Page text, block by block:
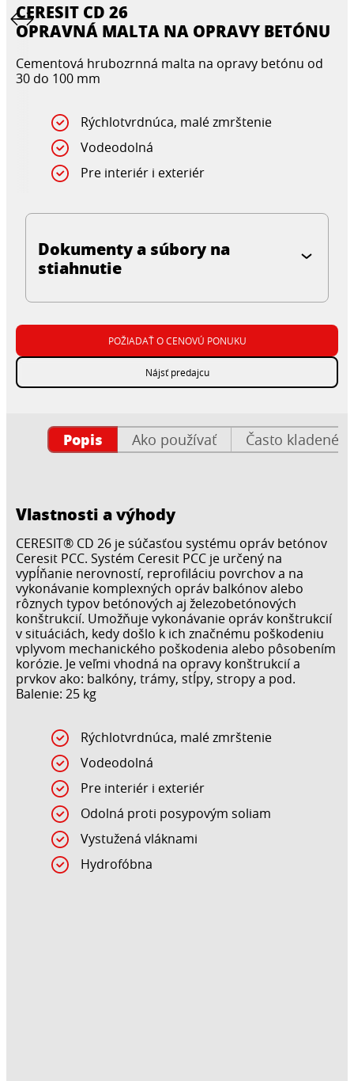
CERESIT CD 26
OPRAVNÁ MALTA NA OPRAVY BETÓNU
Cementová hrubozrnná malta na opravy betónu od
30 do 100 mm
Rýchlotvrdnúca, malé zmrštenie
Vodeodolná
Pre interiér i exteriér
Dokumenty a súbory na
stiahnutie
POŽIADAŤ O CENOVÚ PONUKU
Nájsť predajcu
Popis Ako používať Často kladené
Vlastnosti a výhody
CERESIT® CD 26 je súčasťou systému opráv betónov
Ceresit PCC. Systém Ceresit PCC je určený na
vypĺňanie nerovností, reprofiláciu povrchov a na
vykonávanie komplexných opráv balkónov alebo
rôznych typov betónových aj železobetónových
konštrukcií. Umožňuje vykonávanie opráv konštrukcií
v situáciách, kedy došlo k ich značnému poškodeniu
vplyvom mechanického poškodenia alebo pôsobením
korózie. Je veľmi vhodná na opravy konštrukcií a
prvkov ako: balkóny, trámy, stĺpy, stropy a pod.
Balenie: 25 kg
Rýchlotvrdnúca, malé zmrštenie
Vodeodolná
Pre interiér i exteriér
Odolná proti posypovým soliam
Vystužená vláknami
Hydrofóbna